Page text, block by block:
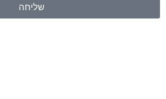
שליחה